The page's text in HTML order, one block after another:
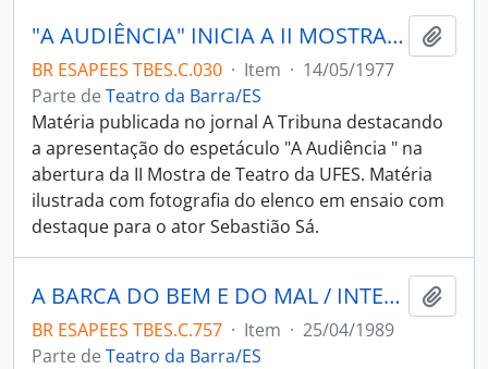
"A AUDIÊNCIA" INICIA A II MOSTRA DE TEATRO DA UFES
BR ESAPEES TBES.C.030 · Item · 14/05/1977
Parte de Teatro da Barra/ES
Matéria publicada no jornal A Tribuna destacando
a apresentação do espetáculo "A Audiência " na
abertura da II Mostra de Teatro da UFES. Matéria
ilustrada com fotografia do elenco em ensaio com
destaque para o ator Sebastião Sá.
A BARCA DO BEM E DO MAL / INTEGRART
BR ESAPEES TBES.C.757 · Item · 25/04/1989
Parte de Teatro da Barra/ES